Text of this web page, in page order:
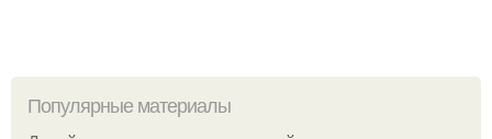
Популярные материалы